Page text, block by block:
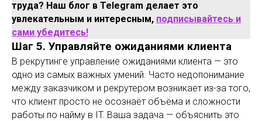
труда? Наш блог в Telegram делает это
увлекательным и интересным, подписывайтесь и
сами убедитесь!
Шаг 5. Управляйте ожиданиями клиента
В рекрутинге управление ожиданиями клиента — это
одно из самых важных умений. Часто недопонимание
между заказчиком и рекрутером возникает из-за того,
что клиент просто не осознаёт объёма и сложности
работы по найму в IT. Ваша задача — объяснить это